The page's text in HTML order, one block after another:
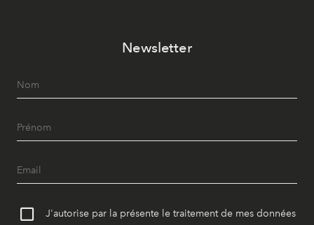
Newsletter
J'autorise par la présente le traitement de mes données